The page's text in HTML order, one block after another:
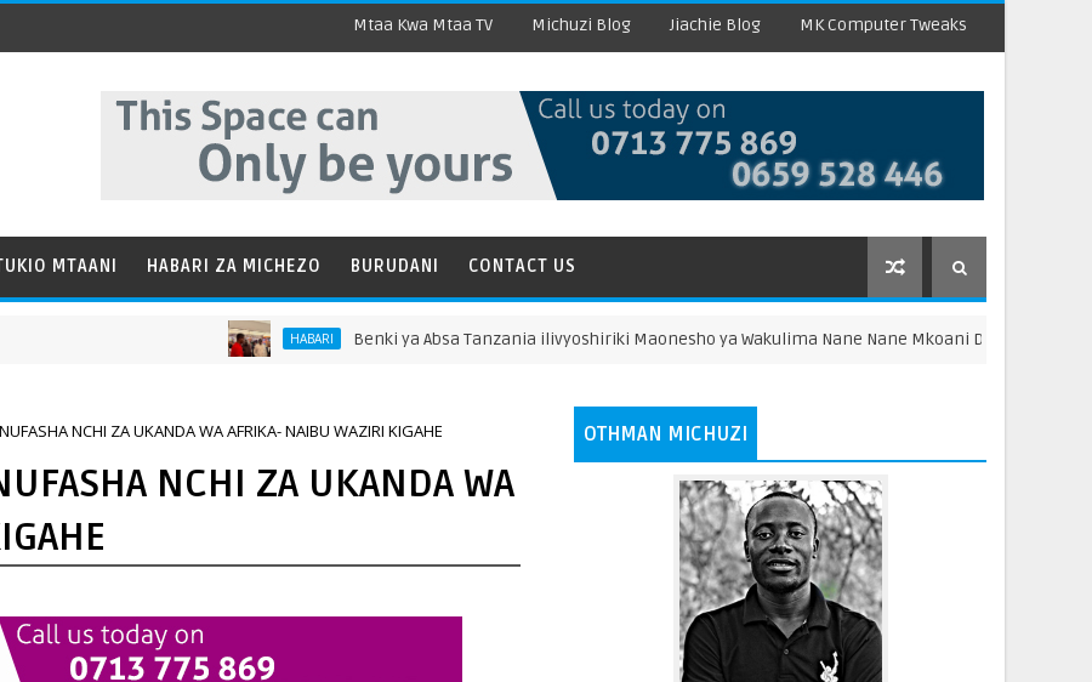
Mtaa Kwa Mtaa TV Michuzi Blog Jiachie Blog MK Computer Tweaks
MTAANI HABARI ZA MICHEZO BURUDANI CONTACT US
Benki ya Absa Tanzania ilivyoshiriki Maonesho ya Wakulima Nane Nane Mkoani Dodoma
NCHI ZA UKANDA WA AFRIKA- NAIBU WAZIRI KIGAHE
NCHI ZA UKANDA WA
OTHMAN MICHUZI